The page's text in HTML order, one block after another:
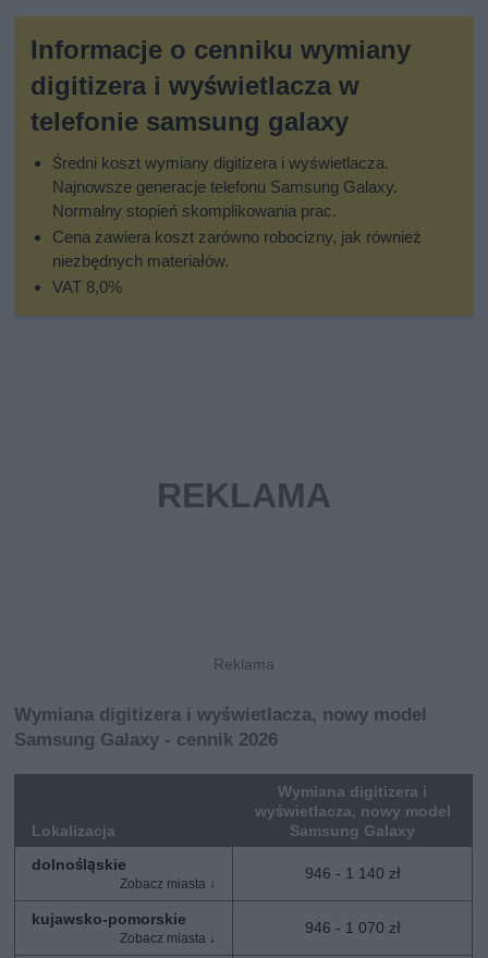
Informacje o cenniku wymiany
digitizera i wyświetlacza w
telefonie samsung galaxy
Średni koszt wymiany digitizera i wyświetlacza.
Najnowsze generacje telefonu Samsung Galaxy.
Normalny stopień skomplikowania prac.
Cena zawiera koszt zarówno robocizny, jak również
niezbędnych materiałów.
VAT 8,0%
Wymiana digitizera i wyświetlacza, nowy model
Samsung Galaxy - cennik 2026
Lokalizacja
Wymiana digitizera i
wyświetlacza, nowy model
Samsung Galaxy
dolnośląskie
946 - 1 140 zł
kujawsko-pomorskie 946 - 1 070 zł